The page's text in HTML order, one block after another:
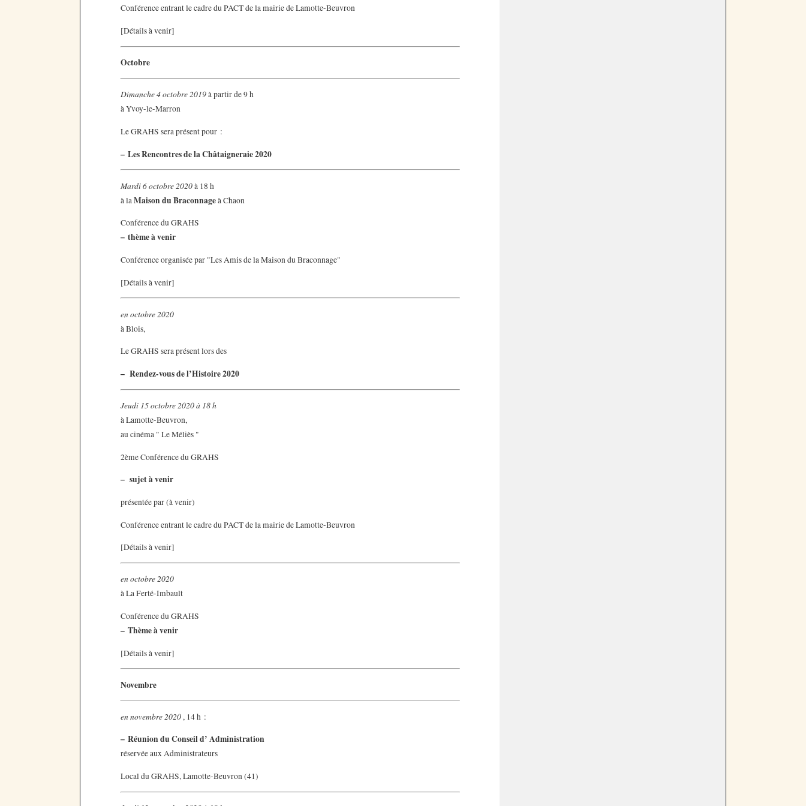
Conférence entrant le cadre du PACT de la mairie de Lamotte-Beuvron
[Détails à venir]
Octobre
Dimanche 4 octobre 2019à partir de 9 h
à Yvoy-le-Marron
Le GRAHS sera présent pour :
– Les Rencontres de la Châtaigneraie 2020
Mardi 6 octobre 2020à 18 h
à laMaison du Braconnageà Chaon
Conférence du GRAHS
– thème à venir
Conférence organisée par "Les Amis de la Maison du Braconnage"
[Détails à venir]
en octobre 2020
à Blois,
Le GRAHS sera présent lors des
– Rendez-vous de l’Histoire 2020
Jeudi 15 octobre 2020 à 18 h
à Lamotte-Beuvron,
au cinéma " Le Méliès "
2ème Conférence du GRAHS
– sujet à venir
présentée par (à venir)
Conférence entrant le cadre du PACT de la mairie de Lamotte-Beuvron
[Détails à venir]
en octobre 2020
à La Ferté-Imbault
Conférence du GRAHS
– Thème à venir
[Détails à venir]
Novembre
en novembre 2020, 14 h :
– Réunion du Conseil d’ Administration
réservée aux Administrateurs
Local du GRAHS, Lamotte-Beuvron (41)